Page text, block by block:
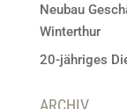
Neubau
Winterthur
20-jähriges
ARCHIV